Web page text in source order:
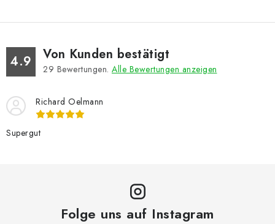
4.9 Von Kunden bestätigt
29 Bewertungen. Alle Bewertungen anzeigen
Richard Oelmann
Supergut
Folge uns auf Instagram